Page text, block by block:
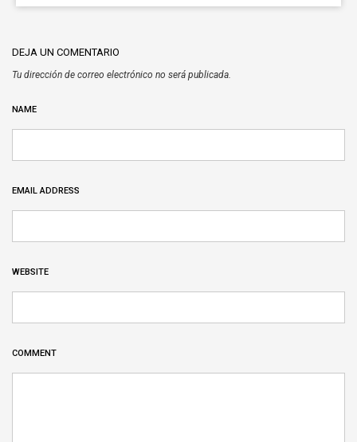
DEJA UN COMENTARIO
Tu dirección de correo electrónico no será publicada.
NAME
EMAIL ADDRESS
WEBSITE
COMMENT